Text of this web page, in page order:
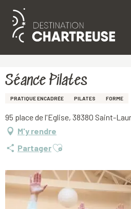
Aller
principal
Séance Pilates
PRATIQUE ENCADRÉE PILATES FORME
95 place de l'Eglise, 38380 Saint-
M'y rendre
PartagerAjouter aux favoris